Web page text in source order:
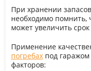
При хранении
необходимо помнить,
может увеличить
Применение
погребахпод гаражом
факторов: